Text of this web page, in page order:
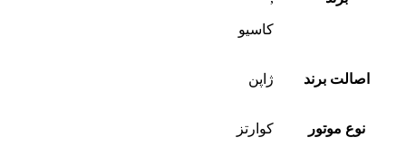
کاسیو
اصالت برند ژاپن
نوع موتور کوارتز